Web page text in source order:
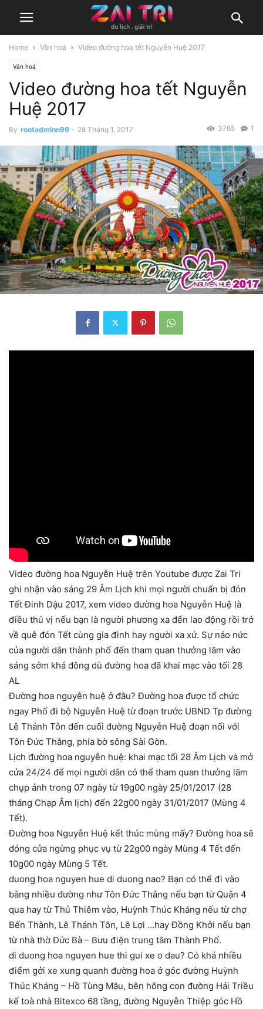
Home Văn hoá Video đường hoa tết Nguyễn Huệ 2017
Văn hoá
Video đường hoa tết Nguyễn
Huệ 2017
By rootadmlnn99 - 28 Tháng 1, 2017 1
3765
Video đường hoa Nguyễn Huệ trên Youtube được Zai Tri
ghi nhận vào sáng 29 Âm Lịch khi mọi người chuẩn bị đón
Tết Đinh Dậu 2017, xem video đường hoa Nguyễn Huệ là
điều thú vị nếu bạn là người phương xa đến lao động rồi trở
về quê đón Tết cùng gia đình hay người xa xứ. Sự náo nức
của người dân thành phố đến tham quan thưởng lãm vào
sáng sớm khá đông dù đường hoa đã khai mạc vào tối 28
AL
Đường hoa nguyễn huệ ở đâu? Đường hoa được tổ chức
ngay Phố đi bộ Nguyễn Huệ từ đoạn trước UBND Tp đường
Lê Thánh Tôn đến cuối đường Nguyễn Huệ đoạn nối với
Tôn Đức Thắng, phía bờ sông Sài Gòn.
Lịch đường hoa nguyễn huệ: khai mạc tối 28 Âm Lịch và mở
cửa 24/24 để mọi người dân có thể tham quan thưởng lãm
chụp ảnh trong 07 ngày từ 19g00 ngày 25/01/2017 (28
tháng Chạp Âm lịch) đến 22g00 ngày 31/01/2017 (Mùng 4
Tết).
Đường hoa Nguyễn Huệ kết thúc mùng mấy? Đường hoa sẽ
đóng cửa ngừng phục vụ từ 22g00 ngày Mùng 4 Tết đến
10g00 ngày Mùng 5 Tết.
duong hoa nguyen hue di duong nao? Bạn có thể đi vào
bằng nhiều đường như Tôn Đức Thắng nếu bạn từ Quận 4
qua hay từ Thủ Thiêm vào, Huỳnh Thúc Kháng nếu từ chợ
Bến Thành, Lê Thánh Tôn, Lê Lợi …hay Đồng Khởi nếu bạn
từ nhà thờ Đức Bà – Bưu điện trung tâm Thành Phố.
di duong hoa nguyen hue thi gui xe o dau? Có khá nhiều
điểm gởi xe xung quanh đường hoa ở góc đường Huỳnh
Thúc Kháng – Hồ Tùng Mậu, bên hông con đường Hải Triều
kế toà nhà Bitexco 68 tầng, đường Nguyễn Thiệp góc Hồ